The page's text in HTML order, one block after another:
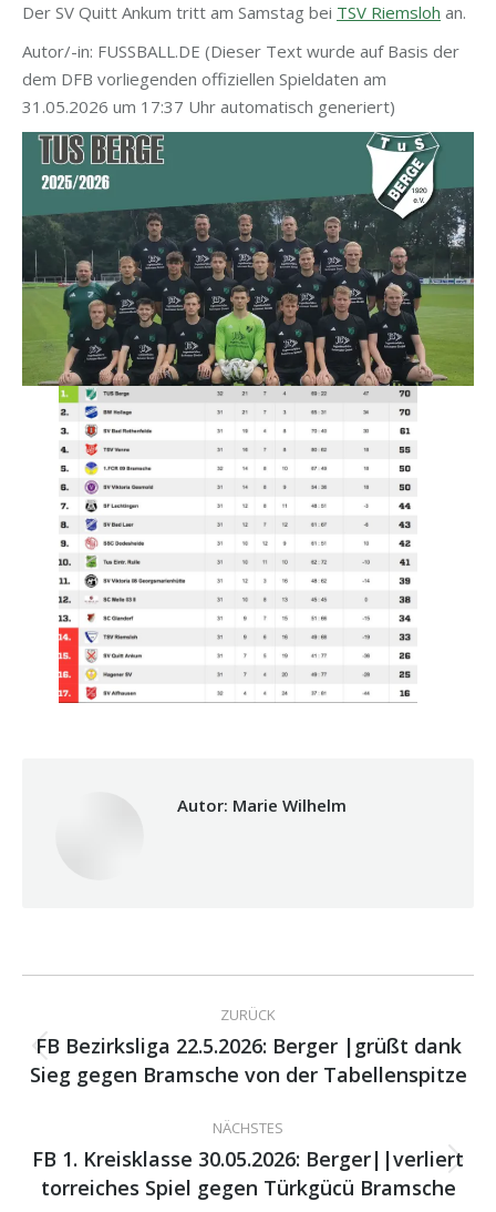
Der SV Quitt Ankum tritt am Samstag bei TSV Riemsloh an.
Autor/-in: FUSSBALL.DE (Dieser Text wurde auf Basis der
dem DFB vorliegenden offiziellen Spieldaten am
31.05.2026 um 17:37 Uhr automatisch generiert)
Autor: Marie Wilhelm
Kommentarnavigation
ZURÜCK
Vorheriger
Beitrag:
FB Bezirksliga 22.5.2026: Berger |grüßt dank
Sieg gegen Bramsche von der Tabellenspitze
NÄCHSTES
Nächster
Beitrag:
FB 1. Kreisklasse 30.05.2026: Berger||verliert
torreiches Spiel gegen Türkgücü Bramsche